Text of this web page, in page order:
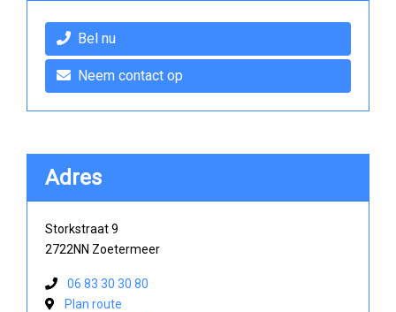
Bel nu
Neem contact op
Adres
Storkstraat 9
2722NN Zoetermeer
06 83 30 30 80
Plan route